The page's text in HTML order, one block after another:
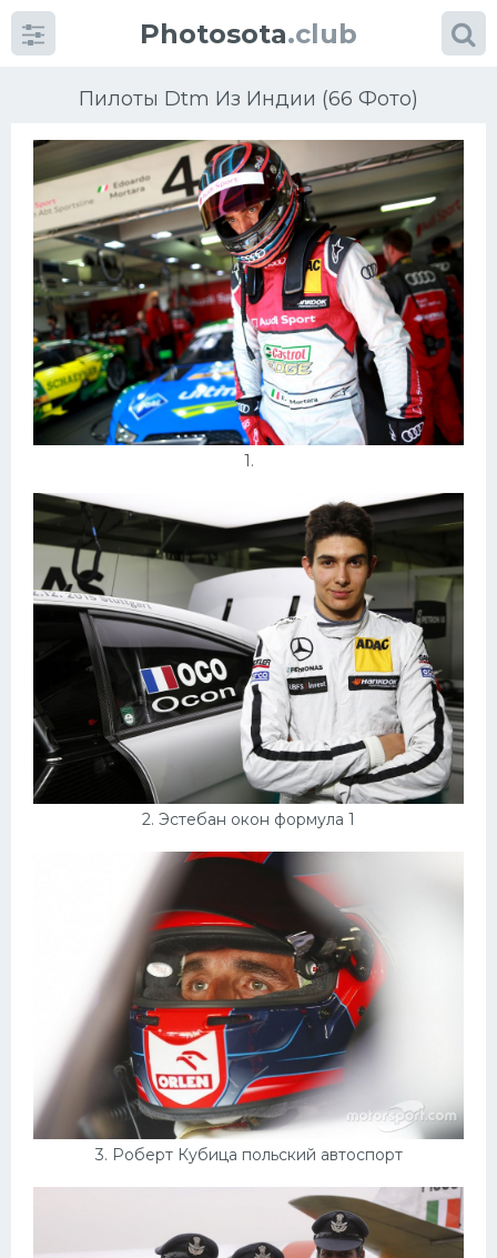
Photosota.club
Пилоты Dtm Из Индии (66 Фото)
1.
2. Эстебан окон формула 1
3. Роберт Кубица польский автоспорт
КатегорииФото
Много картинок...
Футбол
Баскетбол
Велогонки
Конькобежный спорт
Тренажеры
Интерьеры квартир